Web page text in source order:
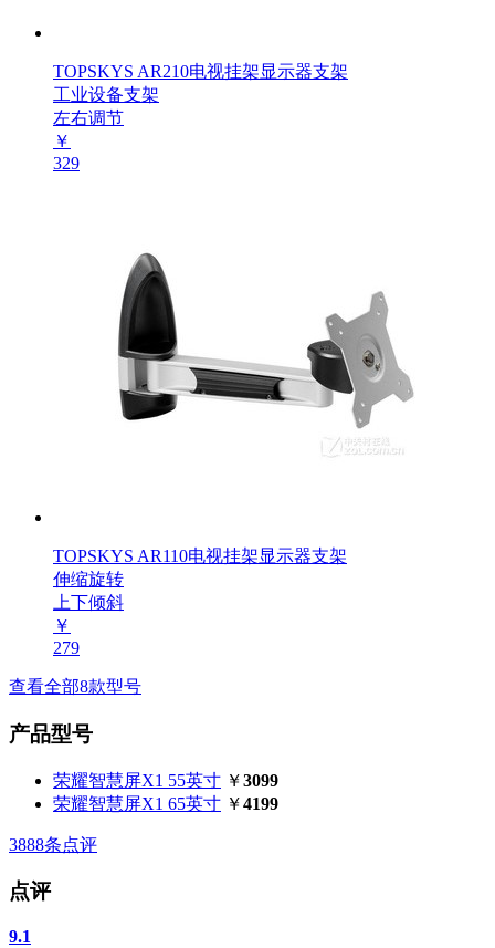
TOPSKYS AR210电视挂架显示器支架
工业设备支架
左右调节
￥
329
TOPSKYS AR110电视挂架显示器支架
伸缩旋转
上下倾斜
￥
279
查看全部8款型号
产品型号
荣耀智慧屏X1 55英寸 ￥3099
荣耀智慧屏X1 65英寸 ￥4199
3888条点评
点评
9.1